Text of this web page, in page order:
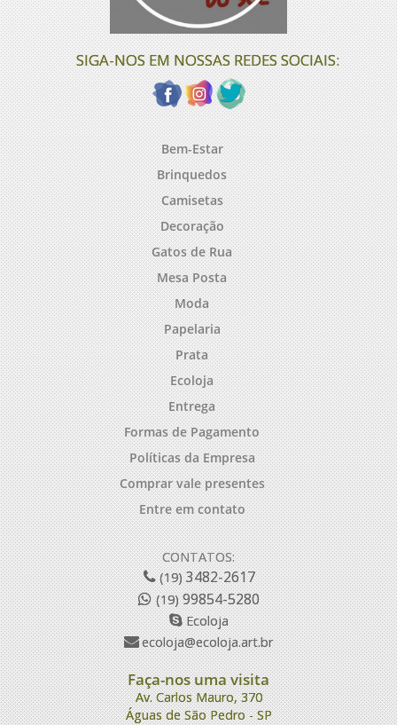
SIGA-NOS EM NOSSAS REDES SOCIAIS:
Bem-Estar
Brinquedos
Camisetas
Decoração
Gatos de Rua
Mesa Posta
Moda
Papelaria
Prata
Ecoloja
Entrega
Formas de Pagamento
Políticas da Empresa
Comprar vale presentes
Entre em contato
CONTATOS:
(19)3482-2617
(19)99854-5280
Ecoloja
ecoloja@ecoloja.art.br
Faça-nos uma visita
Av. Carlos Mauro, 370
Águas de São Pedro - SP